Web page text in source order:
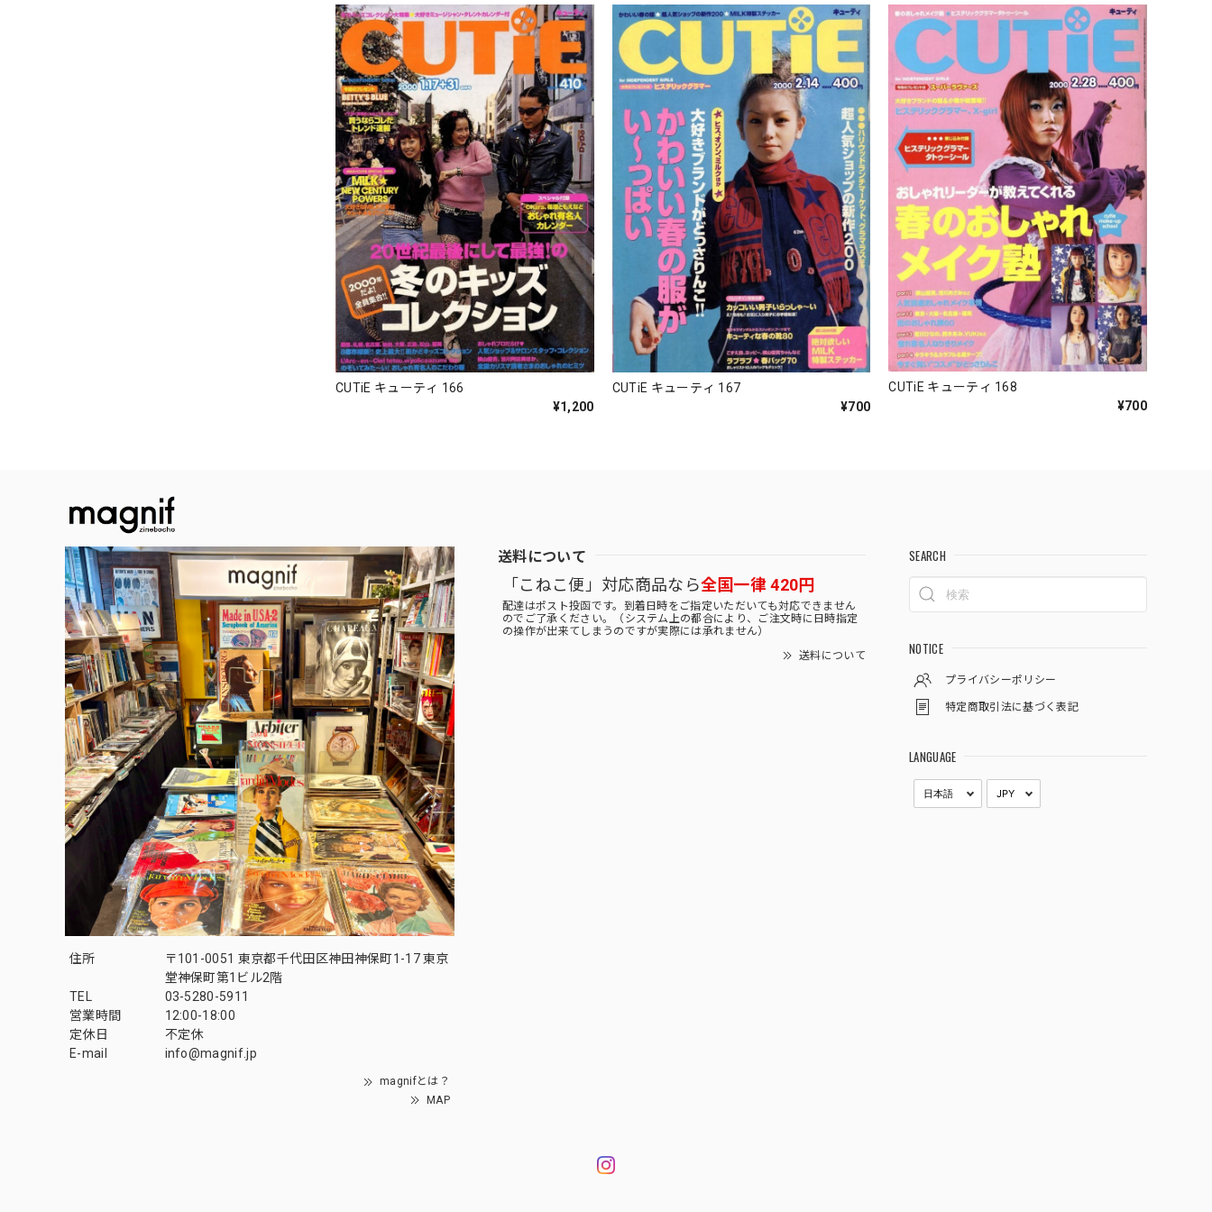
CUTiE キューティ 166
¥1,200
CUTiE キューティ 167
¥700
CUTiE キューティ 168
¥700
住所
〒101-0051 東京都千代田区神田神保町1-17 東京
堂神保町第1ビル2階
TEL
03-5280-5911
営業時間
12:00-18:00
定休日
不定休
E-mail
info@magnif.jp
magnifとは？
MAP
送料について
「こねこ便」対応商品なら全国一律 420円
配達はポスト投函です。到着日時をご指定いただいても対応できません
のでご了承ください。（システム上の都合により、ご注文時に日時指定
の操作が出来てしまうのですが実際には承れません）
送料について
SEARCH
NOTICE
プライバシーポリシー
特定商取引法に基づく表記
LANGUAGE